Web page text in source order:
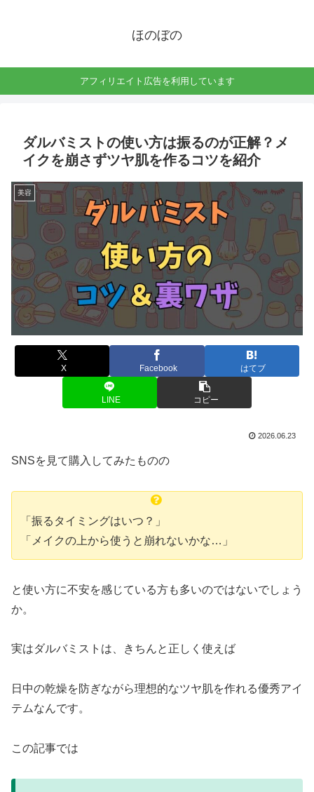
ほのぼの
アフィリエイト広告を利用しています
ダルバミストの使い方は振るのが正解？メ
イクを崩さずツヤ肌を作るコツを紹介
美容
X Facebook はてブ
LINE コピー
2026.06.23
SNSを見て購入してみたものの
「振るタイミングはいつ？」
「メイクの上から使うと崩れないかな…」
と使い方に不安を感じている方も多いのではないでしょう
か。
実はダルバミストは、きちんと正しく使えば
日中の乾燥を防ぎながら理想的なツヤ肌を作れる優秀アイ
テムなんです。
この記事では